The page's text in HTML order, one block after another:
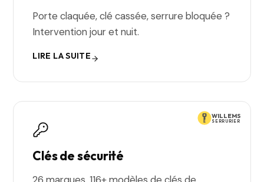
Porte claquée, clé cassée, serrure bloquée ?
Intervention jour et nuit.
LIRE LA SUITE
WILLEMS
SERRURIER
Clés de sécurité